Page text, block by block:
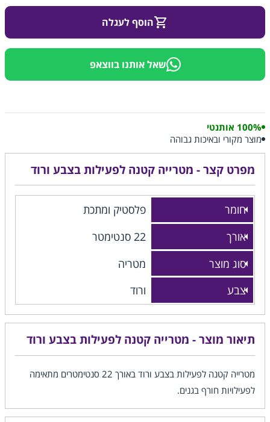
הוסף לעגלה
שאל אותנו בווצאפ
100% אותנטי
מוצר מקורי ובאיכות גבוהה
מפרט קצר - מטרייה קטנה לפעילות בצבע ורוד
חומר
פלסטיק ומתכת
אורך
22 סנטימטר
סוג מוצר
מטריה
צבע
ורוד
תיאור מוצר - מטרייה קטנה לפעילות בצבע ורוד
מטרייה קטנה לפעילות בצבע ורוד באורך 22 סנטימטרים מתאימה
לפעילויות חורף בגנים.